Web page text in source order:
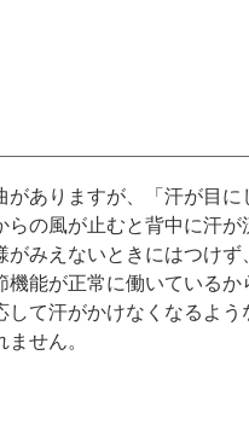
がありますが、「汗が目
の風が止むと背中に汗
がみえないときにはつけ
機能が正常に働いている
して汗がかけなくなるよ
せん。